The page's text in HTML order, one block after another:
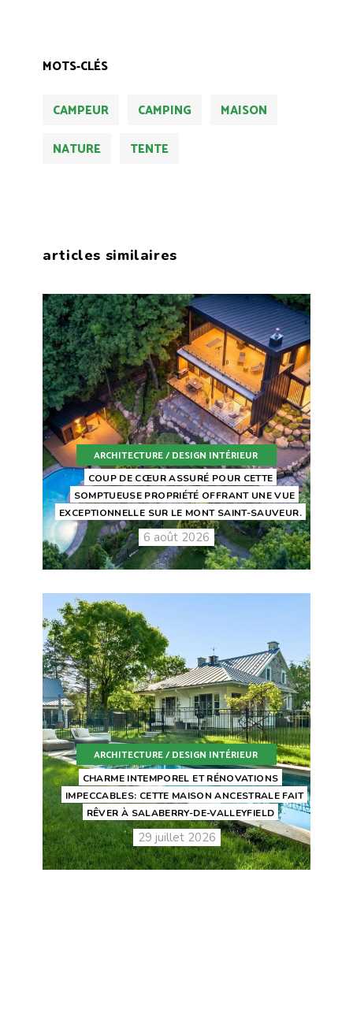
MOTS-CLÉS
CAMPEUR CAMPING
MAISON
NATURE
TENTE
articles similaires
ARCHITECTURE / DESIGN INTÉRIEUR
COUP DE CŒUR ASSURÉ POUR CETTE
SOMPTUEUSE PROPRIÉTÉ OFFRANT UNE VUE
EXCEPTIONNELLE SUR LE MONT SAINT-SAUVEUR.
6 août 2026
ARCHITECTURE / DESIGN INTÉRIEUR
CHARME INTEMPOREL ET RÉNOVATIONS
IMPECCABLES: CETTE MAISON ANCESTRALE FAIT
RÊVER À SALABERRY-DE-VALLEYFIELD
29 juillet 2026